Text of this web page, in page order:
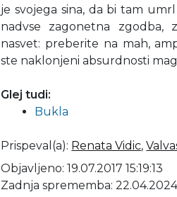
je svojega sina, da bi tam
nadvse zagonetna zgodba,
nasvet: preberite na mah,
ste naklonjeni absurdnosti
Glej tudi:
Bukla
Prispeval(a): Renata Vidic,
Objavljeno: 19.07.2017 15:19:13
Zadnja sprememba: 22.04.2024